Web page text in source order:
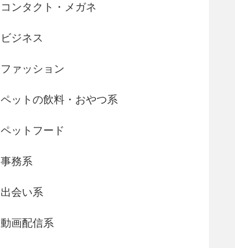
コンタクト・メガネ
ビジネス
ファッション
ペットの飲料・おやつ系
ペットフード
事務系
出会い系
動画配信系